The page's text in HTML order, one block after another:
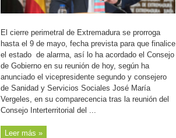
El cierre perimetral de Extremadura se prorroga
hasta el 9 de mayo, fecha prevista para que finalice
el estado de alarma, así lo ha acordado el Consejo
de Gobierno en su reunión de hoy, según ha
anunciado el vicepresidente segundo y consejero
de Sanidad y Servicios Sociales José María
Vergeles, en su comparecencia tras la reunión del
Consejo Interterritorial del ...
Leer más »